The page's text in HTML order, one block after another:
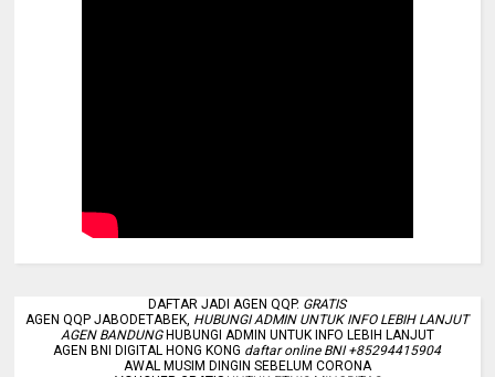
DAFTAR JADI AGEN QQP. GRATIS
AGEN QQP JABODETABEK, HUBUNGI ADMIN UNTUK INFO LEBIH LANJUT
AGEN BANDUNGHUBUNGI ADMIN UNTUK INFO LEBIH LANJUT
AGEN BNI DIGITAL HONG KONG daftar online BNI +85294415904
AWAL MUSIM DINGIN SEBELUM CORONA